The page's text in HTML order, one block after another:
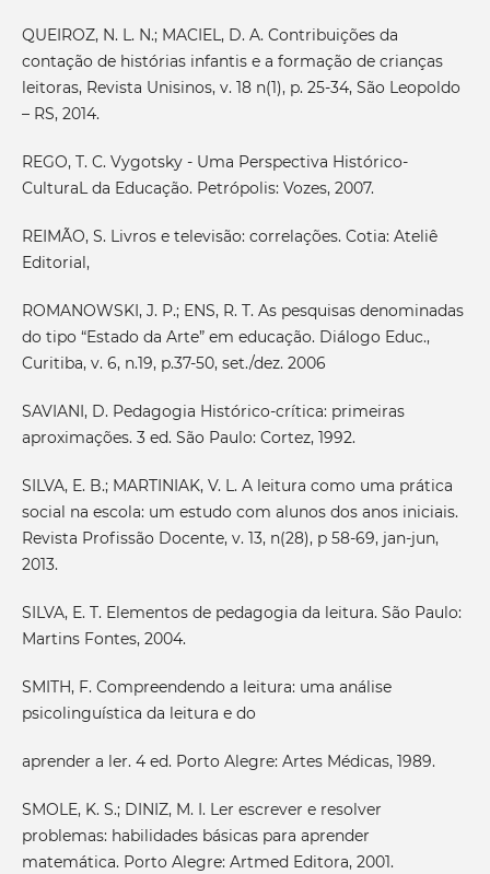
QUEIROZ, N. L. N.; MACIEL, D. A. Contribuições da
contação de histórias infantis e a formação de crianças
leitoras, Revista Unisinos, v. 18 n(1), p. 25-34, São Leopoldo
– RS, 2014.
REGO, T. C. Vygotsky - Uma Perspectiva Histórico-
CulturaL da Educação. Petrópolis: Vozes, 2007.
REIMÃO, S. Livros e televisão: correlações. Cotia: Ateliê
Editorial,
ROMANOWSKI, J. P.; ENS, R. T. As pesquisas denominadas
do tipo “Estado da Arte” em educação. Diálogo Educ.,
Curitiba, v. 6, n.19, p.37-50, set./dez. 2006
SAVIANI, D. Pedagogia Histórico-crítica: primeiras
aproximações. 3 ed. São Paulo: Cortez, 1992.
SILVA, E. B.; MARTINIAK, V. L. A leitura como uma prática
social na escola: um estudo com alunos dos anos iniciais.
Revista Profissão Docente, v. 13, n(28), p 58-69, jan-jun,
2013.
SILVA, E. T. Elementos de pedagogia da leitura. São Paulo:
Martins Fontes, 2004.
SMITH, F. Compreendendo a leitura: uma análise
psicolinguística da leitura e do
aprender a ler. 4 ed. Porto Alegre: Artes Médicas, 1989.
SMOLE, K. S.; DINIZ, M. I. Ler escrever e resolver
problemas: habilidades básicas para aprender
matemática. Porto Alegre: Artmed Editora, 2001.